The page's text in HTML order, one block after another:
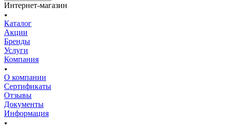
Интернет-магазин
Каталог
Акции
Бренды
Услуги
Компания
О компании
Сертификаты
Отзывы
Документы
Информация